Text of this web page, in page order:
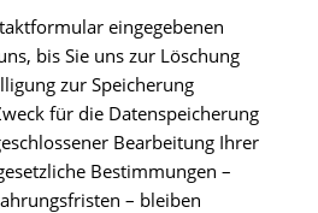
eingegebenen
bis Sie uns zur Löschung
zur Speicherung
für die Datenspeicherung
Bearbeitung Ihrer
Bestimmungen –
– bleiben